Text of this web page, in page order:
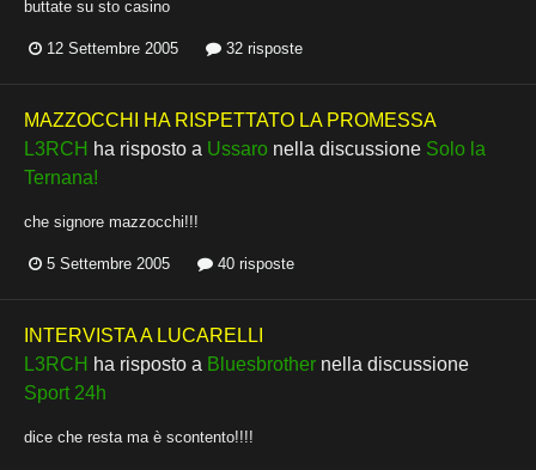
buttate su sto casino
12 Settembre 2005 32 risposte
MAZZOCCHI HA RISPETTATO LA PROMESSA
L3RCH ha risposto a Ussaro nella discussione Solo la
Ternana!
che signore mazzocchi!!!
5 Settembre 2005 40 risposte
INTERVISTA A LUCARELLI
L3RCH ha risposto a Bluesbrother nella discussione
Sport 24h
dice che resta ma è scontento!!!!